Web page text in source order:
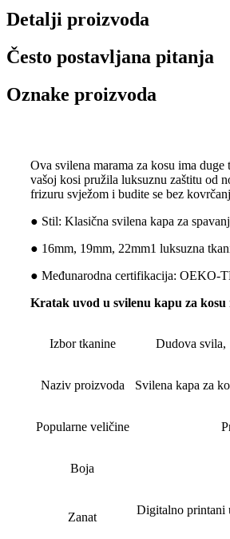
Detalji proizvoda
Često postavljana pitanja
Oznake proizvoda
Ova svilena marama za kosu ima
vašoj kosi pružila luksuznu zaštitu od
frizuru svježom i budite se bez
● Stil: Klasična svilena kapa za
● 16mm, 19mm, 22mm1 luksuzna
● Međunarodna certifikacija: OEKO-
Kratak uvod u svilenu kapu za kosu
Izbor tkanine Dudova svila,
Naziv proizvoda Svilena kapa za
Popularne veličine
Boja
Zanat
Digitalno printani